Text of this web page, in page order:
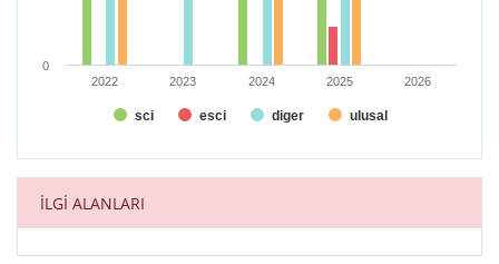
sci esci diger ulusal
2022 2023 2024 2025 2026
0
End of interactive chart.
İLGİ ALANLARI